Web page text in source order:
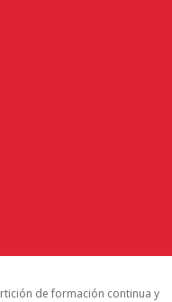
de formación continua y